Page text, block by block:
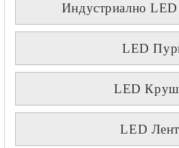
Индустриално LED
LED
LED
LED